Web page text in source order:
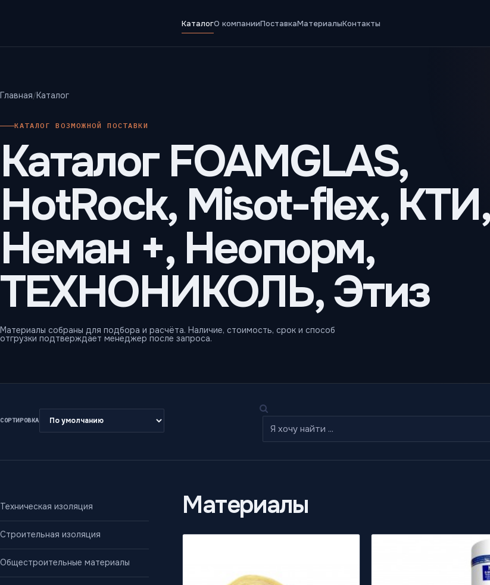
КаталогО компанииПоставкаМатериалыКонтакты
Главная Каталог
КАТАЛОГ ВОЗМОЖНОЙ ПОСТАВКИ
Каталог FOAMGLAS,
HotRock, Misot-flex, КТИ,
Неман +, Неопорм,
ТЕХНОНИКОЛЬ, Этиз
Материалы собраны для подбора и расчёта. Наличие, стоимость, срок и способ
отгрузки подтверждает менеджер после запроса.
СОРТИРОВКА
Техническая изоляция
Строительная изоляция
Общестроительные материалы
Материалы